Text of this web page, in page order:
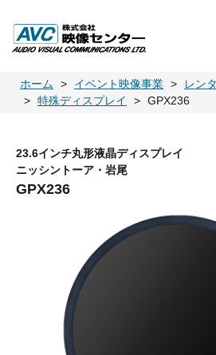
ホーム イベント映像事業 レン
特殊ディスプレイ
GPX236
23.6インチ丸形液晶ディスプレイ
ニッシントーア・岩尾
GPX236